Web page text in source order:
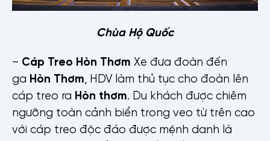
Chùa Hộ Quốc
– Cáp Treo Hòn Thơm Xe đưa đoàn đến
ga Hòn Thơm , HDV làm thủ tục cho đoàn lên
cáp treo ra Hòn thơm. Du khách được chiêm
ngưỡng toàn cảnh biển trong veo từ trên cao
với cáp treo độc đáo được mệnh danh là
Email
Nội dung